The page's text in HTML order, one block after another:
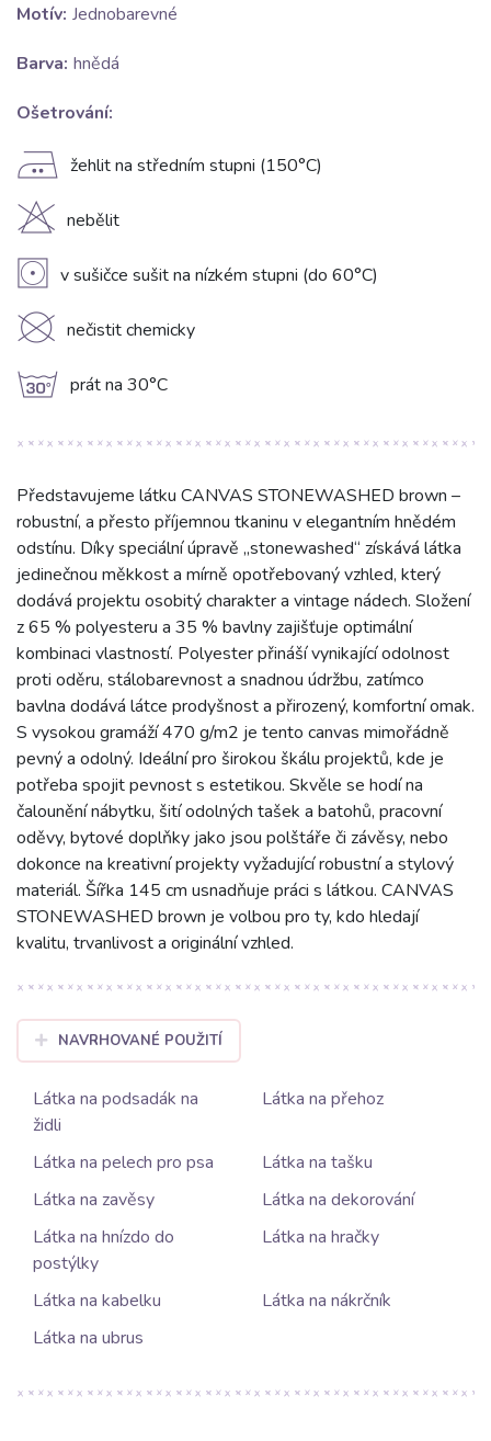
Motív: Jednobarevné
Barva: hnědá
Ošetrování:
E žehlit na středním stupni (150°C)
H nebělit
V v sušičce sušit na nízkém stupni (do 60°C)
K nečistit chemicky
g prát na 30°C
Představujeme látku CANVAS STONEWASHED brown –
robustní, a přesto příjemnou tkaninu v elegantním hnědém
odstínu. Díky speciální úpravě „stonewashed“ získává látka
jedinečnou měkkost a mírně opotřebovaný vzhled, který
dodává projektu osobitý charakter a vintage nádech. Složení
z 65 % polyesteru a 35 % bavlny zajišťuje optimální
kombinaci vlastností. Polyester přináší vynikající odolnost
proti oděru, stálobarevnost a snadnou údržbu, zatímco
bavlna dodává látce prodyšnost a přirozený, komfortní omak.
S vysokou gramáží 470 g/m2 je tento canvas mimořádně
pevný a odolný. Ideální pro širokou škálu projektů, kde je
potřeba spojit pevnost s estetikou. Skvěle se hodí na
čalounění nábytku, šití odolných tašek a batohů, pracovní
oděvy, bytové doplňky jako jsou polštáře či závěsy, nebo
dokonce na kreativní projekty vyžadující robustní a stylový
materiál. Šířka 145 cm usnadňuje práci s látkou. CANVAS
STONEWASHED brown je volbou pro ty, kdo hledají
kvalitu, trvanlivost a originální vzhled.
NAVRHOVANÉ POUŽITÍ
Látka na podsadák na
židli
Látka na přehoz
Látka na pelech pro psa
Látka na tašku
Látka na zavěsy
Látka na dekorování
Látka na hnízdo do
postýlky
Látka na hračky
Látka na kabelku
Látka na nákrčník
Látka na ubrus